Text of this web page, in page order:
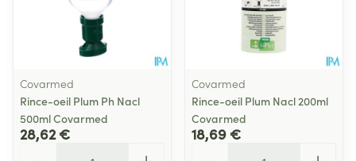
Covarmed
Rince-oeil Plum Ph Nacl
500ml Covarmed
28,62 €
Covarmed
Rince-oeil Plum Nacl 200ml
Covarmed
18,69 €